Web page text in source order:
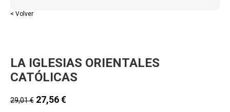
< Volver
LA IGLESIAS ORIENTALES
CATÓLICAS
29,01€ 27,56€